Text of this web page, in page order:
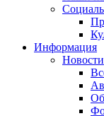
Информация
Новости